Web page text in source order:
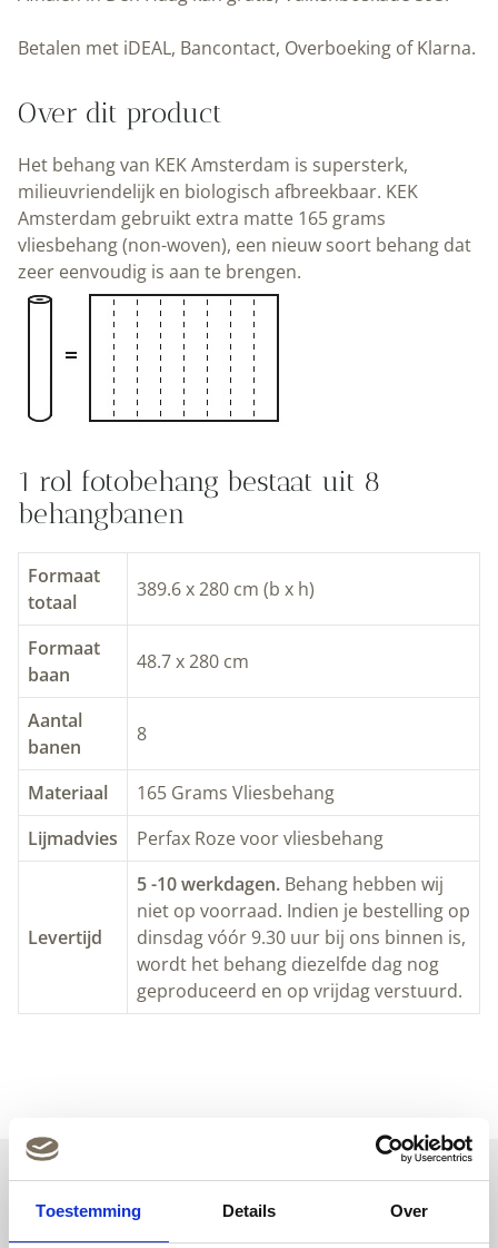
Toestemming Details Over
|
389.6
x
cm
Kek
Amsterdam
|
Peltenburg
Natuurverf
aantal
Betalen met iDEAL, Bancontact, Overboeking of Klarna.
Over dit product
Het behang van KEK Amsterdam is supersterk,
milieuvriendelijk en biologisch afbreekbaar. KEK
Amsterdam gebruikt extra matte 165 grams
vliesbehang (non-woven), een nieuw soort behang dat
zeer eenvoudig is aan te brengen.
1 rol fotobehang bestaat uit 8
behangbanen
Formaat
totaal
389.6 x 280 cm (b x h)
Formaat
baan
48.7 x 280 cm
Aantal
banen
8
Materiaal
165 Grams Vliesbehang
Lijmadvies
Perfax Roze voor vliesbehang
Levertijd
5 -10 werkdagen. Behang hebben wij
niet op voorraad. Indien je bestelling op
dinsdag vóór 9.30 uur bij ons binnen is,
wordt het behang diezelfde dag nog
geproduceerd en op vrijdag verstuurd.
Uitgelichte producten